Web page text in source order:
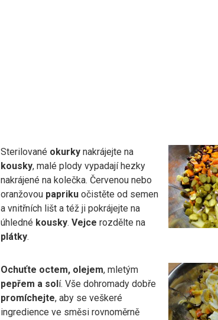
Sterilované okurkynakrájejte na
kousky, malé plody vypadají hezky
nakrájené na kolečka. Červenou nebo
oranžovou paprikuočistěte od semen
a vnitřních lišt a též ji pokrájejte na
úhledné kousky. Vejce rozdělte na
plátky.
Ochuťte octem, olejem, mletým
pepřem a sol í. Vše dohromady dobře
promíchejte, aby se veškeré
ingredience ve směsi rovnoměrně